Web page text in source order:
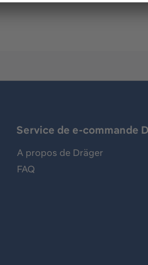
Service de e-commande
A propos de Dräger
FAQ